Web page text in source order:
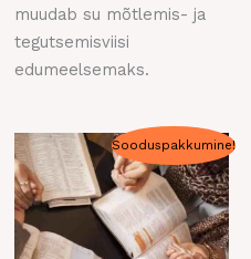
muudab su mõtlemis- ja
tegutsemisviisi
edumeelsemaks.
Sooduspakkumine!
Algne
hind
oli:
350,00 €.
Praegune
hind
on:
333,00 €.